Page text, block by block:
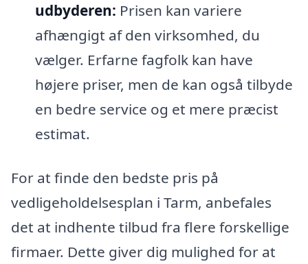
udbyderen: Prisen kan variere
afhængigt af den virksomhed, du
vælger. Erfarne fagfolk kan have
højere priser, men de kan også tilbyde
en bedre service og et mere præcist
estimat.
For at finde den bedste pris på
vedligeholdelsesplan i Tarm, anbefales
det at indhente tilbud fra flere forskellige
firmaer. Dette giver dig mulighed for at